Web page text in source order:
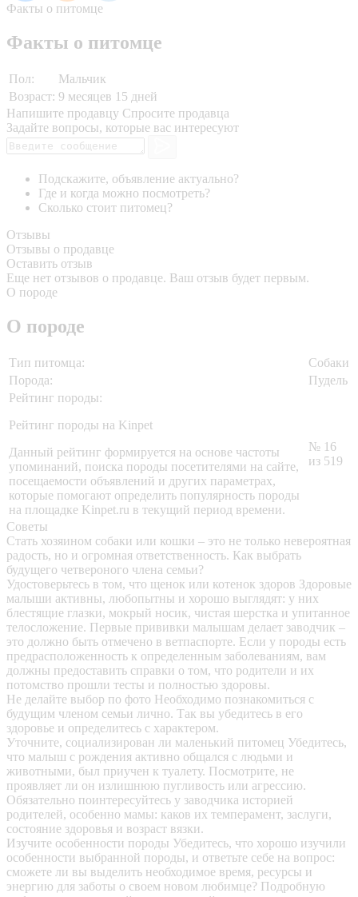
Факты о питомце
Факты о питомце
Пол:
Мальчик
Возраст: 9 месяцев 15 дней
Напишите продавцу Спросите продавца
Задайте вопросы, которые вас интересуют
Подскажите, объявление актуально?
Где и когда можно посмотреть?
Сколько стоит питомец?
Отзывы
Отзывы о продавце
Оставить отзыв
Еще нет отзывов о продавце. Ваш отзыв будет первым.
О породе
О породе
Тип питомца:
Собаки
Порода:
Пудель
Рейтинг породы:
Рейтинг породы на Kinpet
Данный рейтинг формируется на основе частоты
упоминаний, поиска породы посетителями на сайте,
посещаемости объявлений и других параметрах,
которые помогают определить популярность породы
на площадке Kinpet.ru в текущий период времени.
№ 16
из 519
Советы
Стать хозяином собаки или кошки – это не только невероятная
радость, но и огромная ответственность. Как выбрать
будущего четвероного члена семьи?
Удостоверьтесь в том, что щенок или котенок здоров Здоровые
малыши активны, любопытны и хорошо выглядят: у них
блестящие глазки, мокрый носик, чистая шерстка и упитанное
телосложение. Первые прививки малышам делает заводчик –
это должно быть отмечено в ветпаспорте. Если у породы есть
предрасположенность к определенным заболеваниям, вам
должны предоставить справки о том, что родители и их
потомство прошли тесты и полностью здоровы.
Не делайте выбор по фото Необходимо познакомиться с
будущим членом семьи лично. Так вы убедитесь в его
здоровье и определитесь с характером.
Уточните, социализирован ли маленький питомец Убедитесь,
что малыш с рождения активно общался с людьми и
животными, был приучен к туалету. Посмотрите, не
проявляет ли он излишнюю пугливость или агрессию.
Обязательно поинтересуйтесь у заводчика историей
родителей, особенно мамы: каков их темперамент, заслуги,
состояние здоровья и возраст вязки.
Изучите особенности породы Убедитесь, что хорошо изучили
особенности выбранной породы, и ответьте себе на вопрос:
сможете ли вы выделить необходимое время, ресурсы и
энергию для заботы о своем новом любимце? Подробную